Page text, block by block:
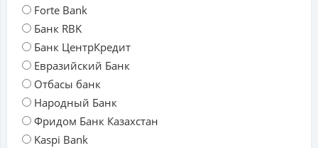
Forte Bank
Банк RBK
Банк ЦентрКредит
Евразийский Банк
Отбасы банк
Народный Банк
Фридом Банк Казахстан
Kaspi Bank